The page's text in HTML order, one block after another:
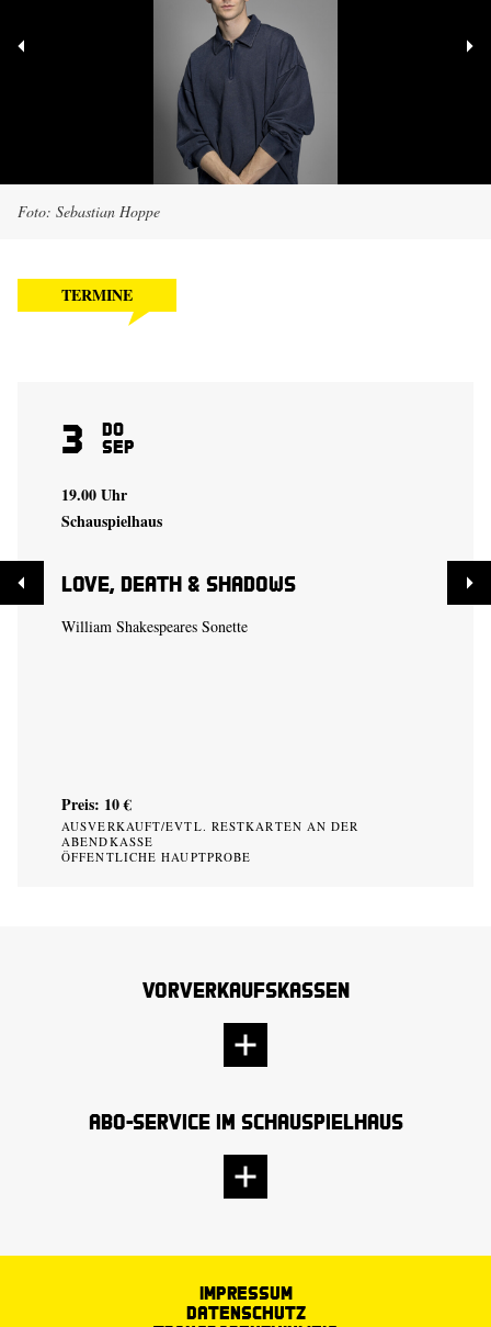
Foto: Sebastian Hoppe
TERMINE
3 Do
Sep
19.00 Uhr
Schauspielhaus
Love, Death & Shadows
William Shakespeares Sonette
Preis: 10 €
AUSVERKAUFT/EVTL. RESTKARTEN AN DER
ABENDKASSE
ÖFFENTLICHE HAUPTPROBE
Vorverkaufskassen
Abo-Service im Schauspielhaus
Impressum
Datenschutz